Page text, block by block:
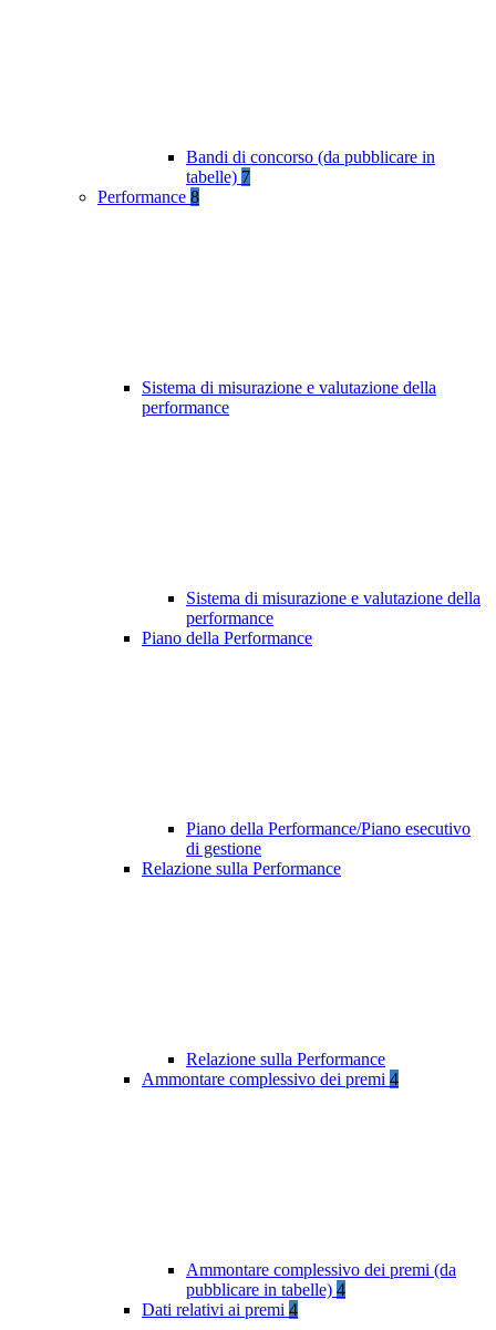
Bandi di concorso (da pubblicare in
tabelle) 7
Performance 8
Sistema di misurazione e valutazione della
performance
Sistema di misurazione e valutazione della
performance
Piano della Performance
Piano della Performance/Piano esecutivo
di gestione
Relazione sulla Performance
Relazione sulla Performance
Ammontare complessivo dei premi 4
Ammontare complessivo dei premi (da
pubblicare in tabelle) 4
Dati relativi ai premi 4